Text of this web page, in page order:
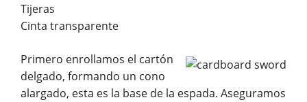
Tijeras
Cinta transparente
Primero enrollamos el cartón
delgado, formando un cono
alargado, esta es la base de la espada. Aseguramos